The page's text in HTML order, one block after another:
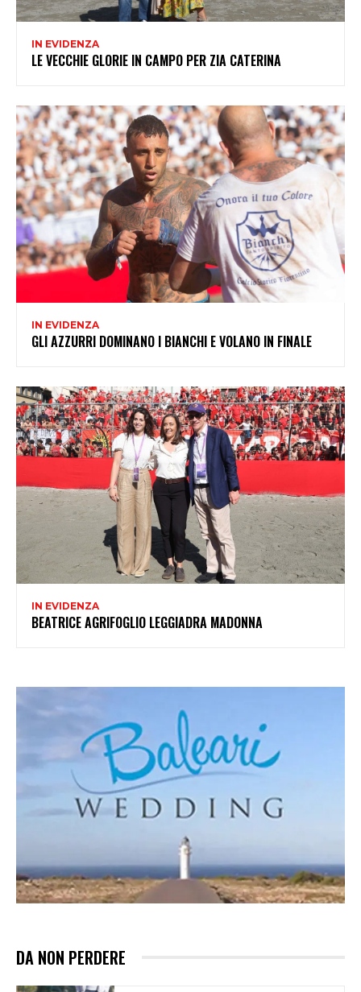
IN EVIDENZA
LE VECCHIE GLORIE IN CAMPO PER ZIA CATERINA
IN EVIDENZA
GLI AZZURRI DOMINANO I BIANCHI E VOLANO IN FINALE
IN EVIDENZA
BEATRICE AGRIFOGLIO LEGGIADRA MADONNA
DA NON PERDERE